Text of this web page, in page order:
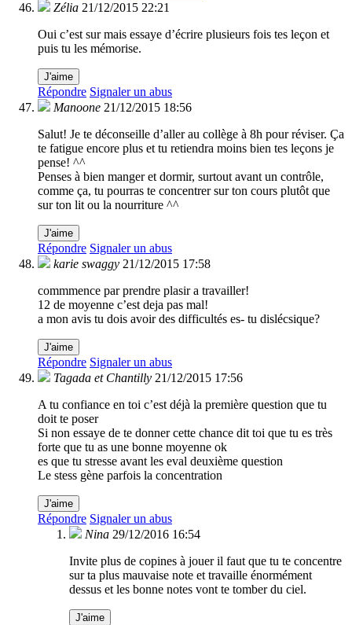
Zélia 21/12/2015 22:21
Oui c’est sur mais essaye d’écrire plusieurs fois tes leçon et
puis tu les mémorise.
J'aime
Répondre Signaler un abus
Manoone 21/12/2015 18:56
Salut! Je te déconseille d’aller au collège à 8h pour réviser. Ça
te fatigue encore plus et tu retiendra moins bien tes leçons je
pense! ^^
Penses à bien manger et dormir, surtout avant un contrôle,
comme ça, tu pourras te concentrer sur ton cours plutôt que
sur ton lit ou la nourriture ^^
J'aime
Répondre Signaler un abus
karie swaggy 21/12/2015 17:58
commmence par prendre plasir a travailler!
12 de moyenne c’est deja pas mal!
a mon avis tu dois avoir des difficultés es- tu dislécsique?
J'aime
Répondre Signaler un abus
Tagada et Chantilly 21/12/2015 17:56
A tu confiance en toi c’est déjà la première question que tu
doit te poser
Si non essaye de te donner cette chance dit toi que tu es très
forte que tu as une bonne moyenne ok
es que tu stresse avant les eval deuxième question
Le stess gène parfois la concentration
J'aime
Répondre Signaler un abus
Nina 29/12/2016 16:54
Invite plus de copines à jouer il faut que tu te concentre
sur ta plus mauvaise note et travaille énormément
dessus et les bonne notes vont te tomber du ciel.
J'aime